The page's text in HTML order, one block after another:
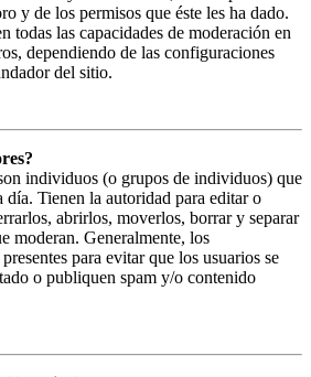
y de los permisos que éste les ha dado.
todas las capacidades de moderación en
dependiendo de las configuraciones
del sitio.
individuos (o grupos de individuos) que
día. Tienen la autoridad para editar o
abrirlos, moverlos, borrar y separar
moderan. Generalmente, los
para evitar que los usuarios se
o publiquen spam y/o contenido